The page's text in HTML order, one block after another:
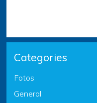
Categories
Fotos
General